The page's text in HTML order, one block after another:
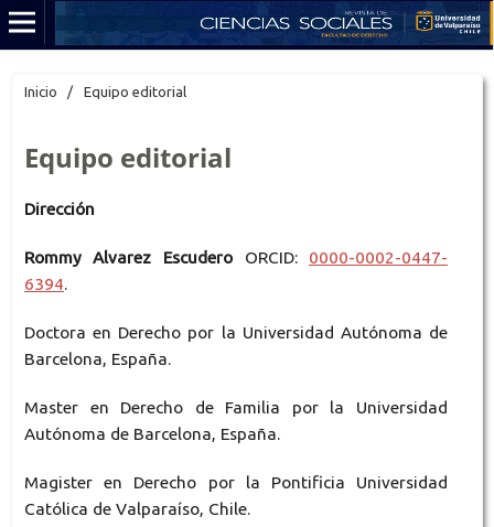
Inicio / Equipo editorial
Equipo editorial
Dirección
Rommy Alvarez Escudero ORCID: 0000-0002-0447-
6394.
Doctora en Derecho por la Universidad Autónoma de
Barcelona, España.
Master en Derecho de Familia por la Universidad
Autónoma de Barcelona, España.
Magister en Derecho por la Pontificia Universidad
Católica de Valparaíso, Chile.